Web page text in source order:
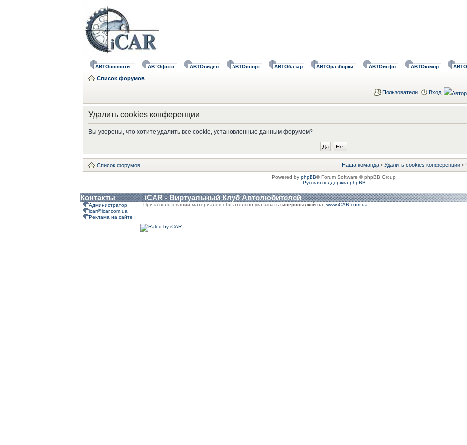
АВТОновости АВТОфото АВТОвидео АВТОспорт АВТОбазар АВТОразборки АВТОинфо АВТОюмор
Список форумов
Пользователи Вход
Удалить cookies конференции
Вы уверены, что хотите удалить все cookie, установленные данным форумом?
Список форумов Наша команда • Удалить cookies конференции •
Powered by phpBB® Forum Software © phpBB Group
Русская поддержка phpBB
Контакты iCAR - Виртуальный Клуб Автолюбителей
Администратор
icar@icar.com.ua
Реклама на сайте
При использовании материалов обязательно указывать гиперссылкой на: www.iCAR.com.ua